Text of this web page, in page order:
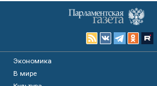
Экономика
В мире